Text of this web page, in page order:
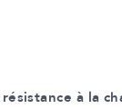
résistance à la